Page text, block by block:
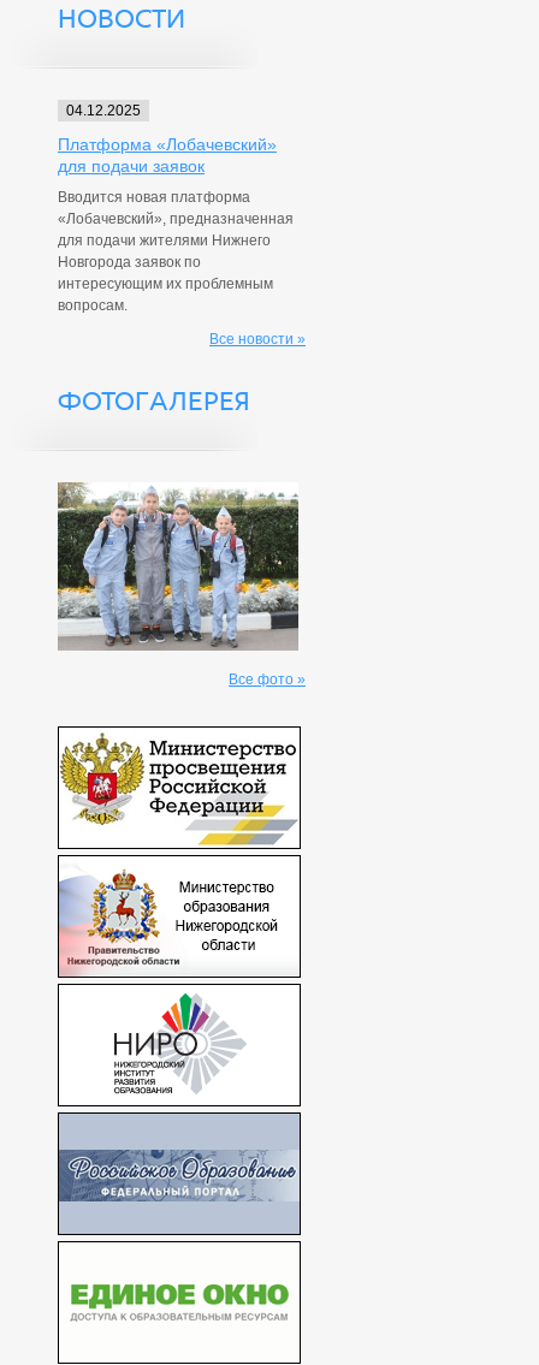
НОВОСТИ
04.12.2025
Платформа «Лобачевский»
для подачи заявок
Вводится новая платформа
«Лобачевский», предназначенная
для подачи жителями Нижнего
Новгорода заявок по
интересующим их проблемным
вопросам.
Все новости »
ФОТОГАЛЕРЕЯ
Все фото »